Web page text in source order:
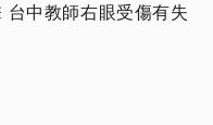
中教師右眼受傷有失